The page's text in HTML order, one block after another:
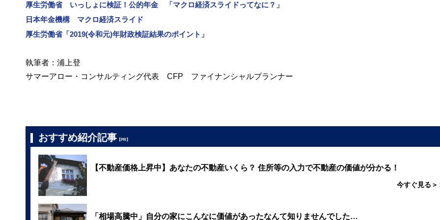
厚生労働省 いっしょに検証！公的年金 「マクロ経済スライドってなに？」
日本年金機構 マクロ経済スライド
厚生労働省「2019(令和元)年財政検証結果のポイント」
執筆者：浦上登
サマーアロー・コンサルティング代表 CFP ファイナンシャルプランナー
おすすめ紹介記事 【PR】
【不動産価格上昇中】あなたの不動産いくら？ 住所等の入力で不動産の価値が分かる！
今すぐ見る＞
「相場高騰中」自分の家にこんなに価値があったなんて知りませんでした…